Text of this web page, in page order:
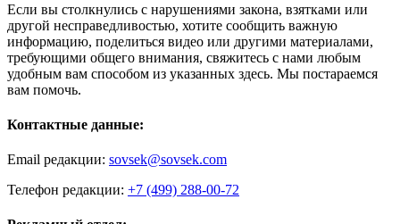
Если вы столкнулись с нарушениями закона, взятками или
другой несправедливостью, хотите сообщить важную
информацию, поделиться видео или другими материалами,
требующими общего внимания, свяжитесь с нами любым
удобным вам способом из указанных здесь. Мы постараемся
вам помочь.
Контактные данные:
Email редакции: sovsek@sovsek.com
Телефон редакции: +7 (499) 288-00-72